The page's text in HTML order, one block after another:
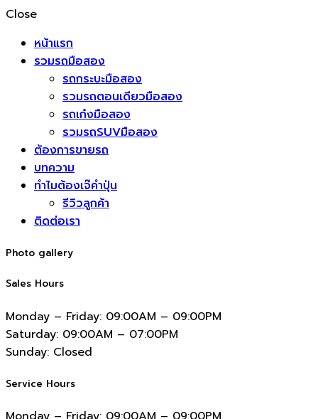
Close
หน้าแรก
รวมรถมือสอง
รถกระบะมือสอง
รวมรถตอนเดียวมือสอง
รถเก๋งมือสอง
รวมรถSUVมือสอง
ต้องการขายรถ
บทความ
ทำไมต้องเจ๊คำปุ่น
รีวิวลูกค้า
ติดต่อเรา
Photo gallery
Sales Hours
Monday – Friday: 09:00AM – 09:00PM
Saturday: 09:00AM – 07:00PM
Sunday: Closed
Service Hours